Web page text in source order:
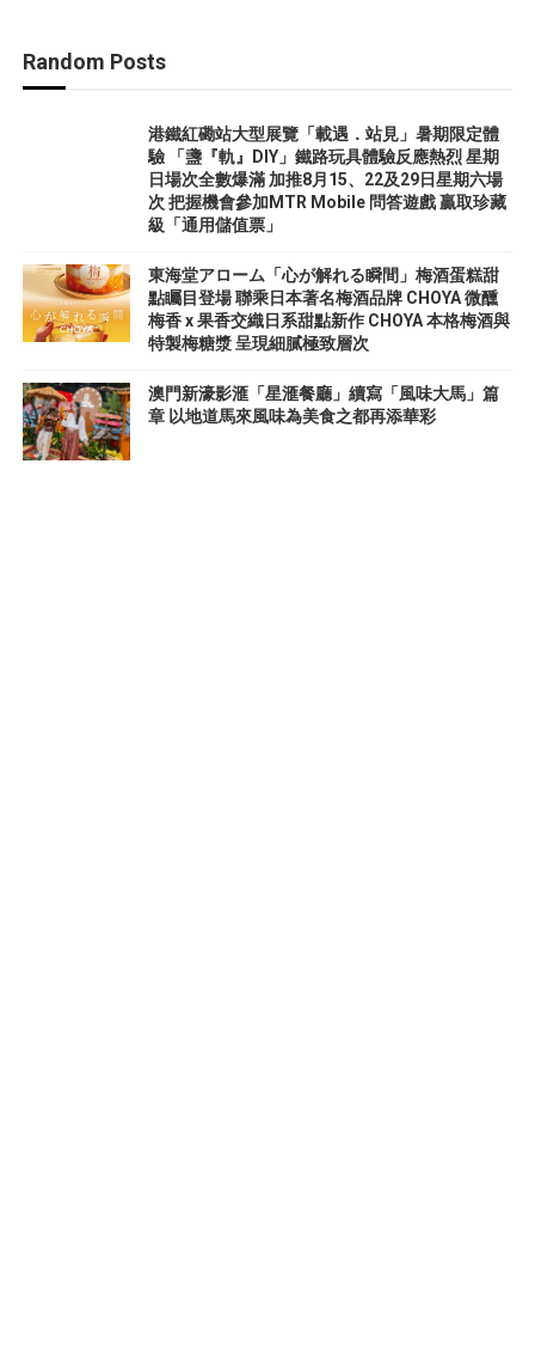
Random Posts
港鐵紅磡站大型展覽「載遇．站見」暑期限定體
驗 「盞『軌』DIY」鐵路玩具體驗反應熱烈 星期
日場次全數爆滿 加推8月15、22及29日星期六場
次 把握機會參加MTR Mobile 問答遊戲 贏取珍藏
級「通用儲值票」
東海堂アローム「心が解れる瞬間」梅酒蛋糕甜
點矚目登場 聯乘日本著名梅酒品牌 CHOYA 微醺
梅香 x 果香交織日系甜點新作 CHOYA 本格梅酒與
特製梅糖漿 呈現細膩極致層次
澳門新濠影滙「星滙餐廳」續寫「風味大馬」篇
章 以地道馬來風味為美食之都再添華彩